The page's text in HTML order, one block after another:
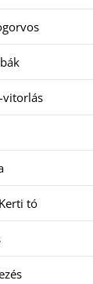
vitorlás
tó